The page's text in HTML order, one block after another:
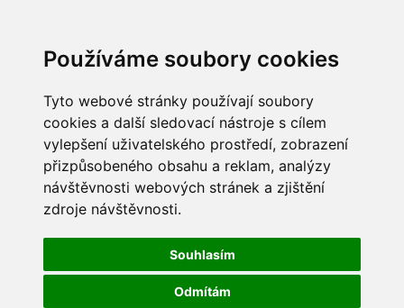
Používáme soubory cookies
Tyto webové stránky používají soubory
cookies a další sledovací nástroje s cílem
vylepšení uživatelského prostředí, zobrazení
přizpůsobeného obsahu a reklam, analýzy
návštěvnosti webových stránek a zjištění
zdroje návštěvnosti.
Souhlasím
Odmítám